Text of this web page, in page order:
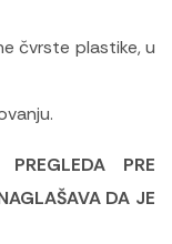
čvrste plastike, u
PRE
DA JE